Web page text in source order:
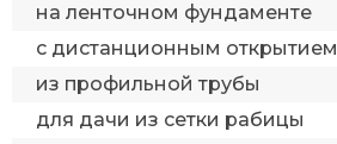
на ленточном фундаменте
с дистанционным открытием
из профильной трубы
для дачи из сетки рабицы